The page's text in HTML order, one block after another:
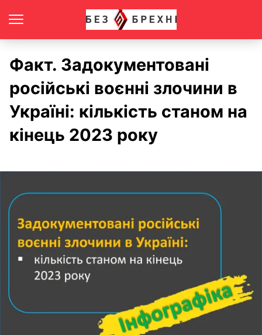
Факт. Задокументовані
російські воєнні злочини в
Україні: кількість станом на
кінець 2023 року